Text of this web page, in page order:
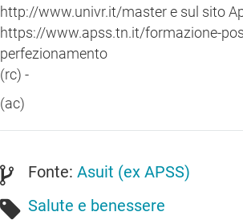
http://www.univr.it/master e sul sito
https://www.apss.tn.it/formazione-
perfezionamento
(rc) -
(ac)
Fonte: Asuit (ex APSS)
Salute e benessere